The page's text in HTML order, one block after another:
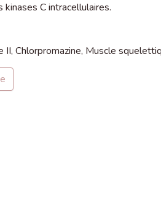
C intracellulaires.
II, Chlorpromazine, Muscle